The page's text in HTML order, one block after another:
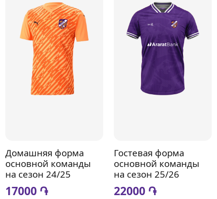
Домашняя форма
основной команды
на сезон 24/25
17000 ֏
Гостевая форма
основной команды
на сезон 25/26
22000 ֏